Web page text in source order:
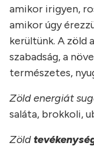
amikor irigyen,
amikor úgy
kerültünk. A zöld
szabadság, a
természetes,
Zöld energiát
saláta, brokkoli,
Zöld